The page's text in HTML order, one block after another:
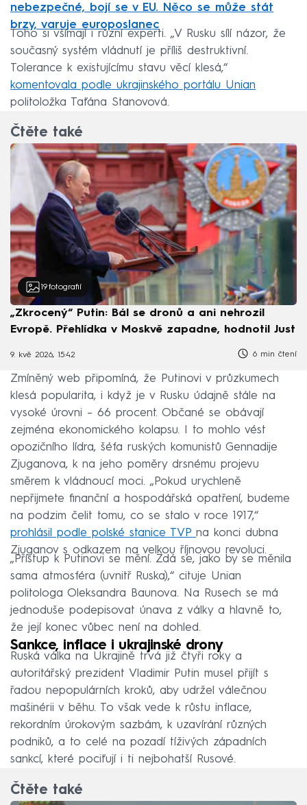
nebezpečné, bojí se v EU. Něco se může stát
brzy, varuje europoslanec
Toho si všímají i různí experti. „V Rusku sílí názor, že
současný systém vládnutí je příliš destruktivní.
Tolerance k existujícímu stavu věcí klesá,“
komentovala podle ukrajinského portálu Unian
politoložka Taťána Stanovová.
Čtěte také
19 fotografií
„Zkrocený“ Putin: Bál se dronů a ani nehrozil
Evropě. Přehlídka v Moskvě zapadne, hodnotil Just
9. kvě 2026, 15:42 6 min čtení
Zmíněný web připomíná, že Putinovi v průzkumech
klesá popularita, i když je v Rusku údajně stále na
vysoké úrovni – 66 procent. Občané se obávají
zejména ekonomického kolapsu. I to mohlo vést
opozičního lídra, šéfa ruských komunistů Gennadije
Zjuganova, k na jeho poměry drsnému projevu
směrem k vládnoucí moci. „Pokud urychleně
nepřijmete finanční a hospodářská opatření, budeme
na podzim čelit tomu, co se stalo v roce 1917,“
prohlásil podle polské stanice TVP na konci dubna
Zjuganov s odkazem na velkou říjnovou revoluci.
„Přístup k Putinovi se mění. Zdá se, jako by se měnila
sama atmosféra (uvnitř Ruska),“ cituje Unian
politologa Oleksandra Baunova. Na Rusech se má
jednoduše podepisovat únava z války a hlavně to,
že její konec vůbec není na dohled.
Sankce, inflace i ukrajinské drony
Ruská válka na Ukrajině trvá již čtyři roky a
autoritářský prezident Vladimir Putin musel přijít s
řadou nepopulárních kroků, aby udržel válečnou
mašinérii v běhu. To však vede k růstu inflace,
rekordním úrokovým sazbám, k uzavírání různých
podniků, a to celé na pozadí tíživých západních
sankcí, které pociťují i ti nejbohatší Rusové.
Čtěte také